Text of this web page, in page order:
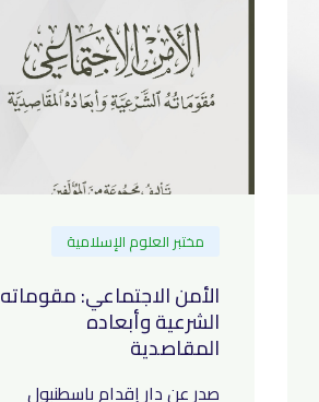
مختبر العلوم الإسلامية
الأمن الاجتماعي: مقوماته
الشرعية وأبعاده
المقاصدية
صدر عن دار إقدام باسطنبول